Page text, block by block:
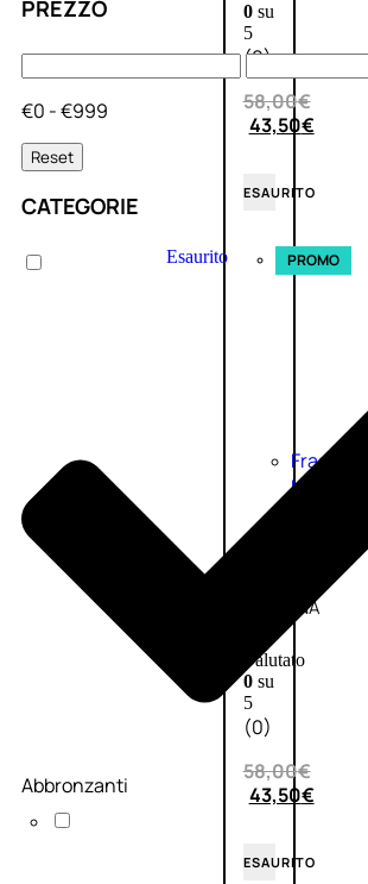
0su
5
(0)
58,00€
43,50€
ESAURITO
Esaurito PROMO
Fragranze
Nature
VERBENA
Valutato
0su
5
(0)
58,00€
43,50€
ESAURITO
PREZZO
€0 - €999
Reset
CATEGORIE
Abbronzanti